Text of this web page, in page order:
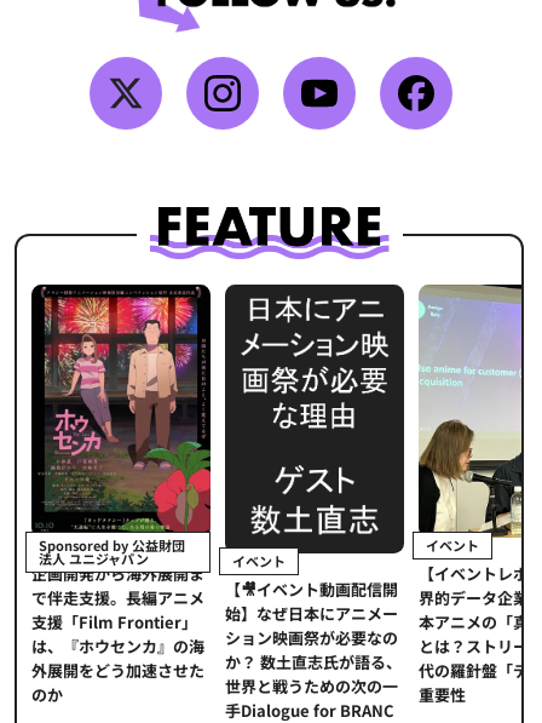
イベント
【🎥イベント動画配信開
始】なぜ日本にアニメー
ション映画祭が必要なの
か？ 数土直志氏が語る、
世界と戦うための次の一
手Dialogue for BRANC
イベント
【イベントレポート】世
界的データ企業が示す日
本アニメの「真の価値」
とは？ストリーミング時
代の羅針盤「データ」の
重要性
インタビュー
『私たちの声』
ーサーが考える
製作のメリット
杉本穂高